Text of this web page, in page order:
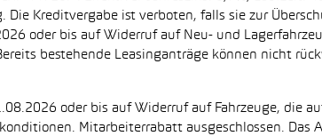
Die Kreditvergabe ist verboten, falls sie zur
oder bis auf Widerruf auf Neu- und
bestehende Leasinganträge können nicht
oder bis auf Widerruf auf Fahrzeuge, die
Mitarbeiterrabatt ausgeschlossen. Das